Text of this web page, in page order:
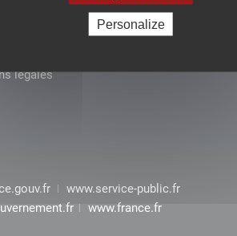
Personalize
légales
www.service-public.fr
www.france.fr